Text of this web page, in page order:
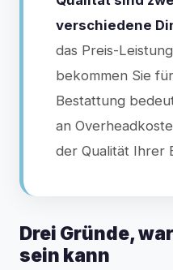
verschiedene
das Preis-
bekommen Sie
Bestattung
an
der Qualität Ihrer
Drei Gründe,
sein kann